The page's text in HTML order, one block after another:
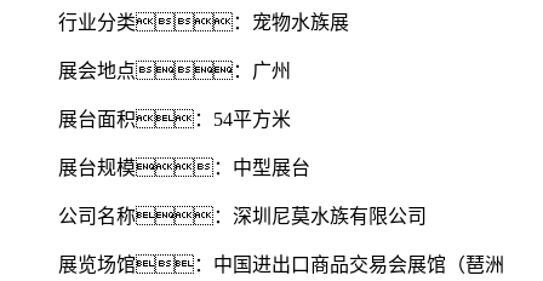
行业分类：宠物水族展
展会地点：广州
展台面积：54平方米
展台规模：中型展台
公司名称：深圳尼莫水族有限公司
展览场馆：中国进出口商品交易会展馆（琶洲